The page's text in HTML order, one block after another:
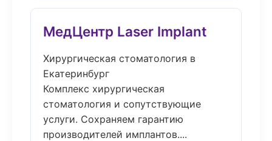
МедЦентр Laser Implant
Хирургическая стоматология в
Екатеринбург
Комплекс хирургическая
стоматология и сопутствующие
услуги. Сохраняем гарантию
производителей имплантов....